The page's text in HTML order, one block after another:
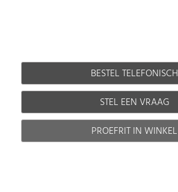
BESTEL TELEFONISCH
STEL EEN VRAAG
PROEFRIT IN WINKEL